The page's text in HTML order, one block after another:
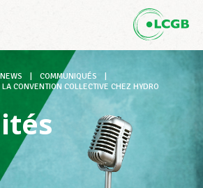
DE
NEWS COMMUNIQUÉS
CONVENTION COLLECTIVE CHEZ HYDRO